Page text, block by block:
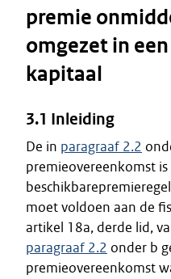
premie
omgezet in
kapitaal
3.1 Inleiding
De in paragraaf 2.2
premieovereenkomst
moet voldoen aan de
artikel 18a, derde lid,
paragraaf 2.2 onder b
premieovereenkomst